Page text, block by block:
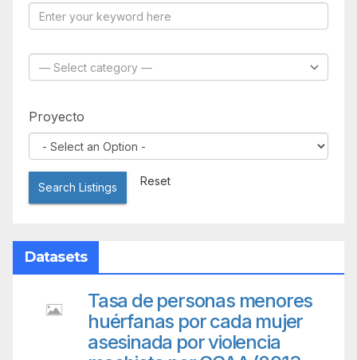
Proyecto
Search Listings Reset
Datasets
Tasa de personas menores
huérfanas por cada mujer
asesinada por violencia